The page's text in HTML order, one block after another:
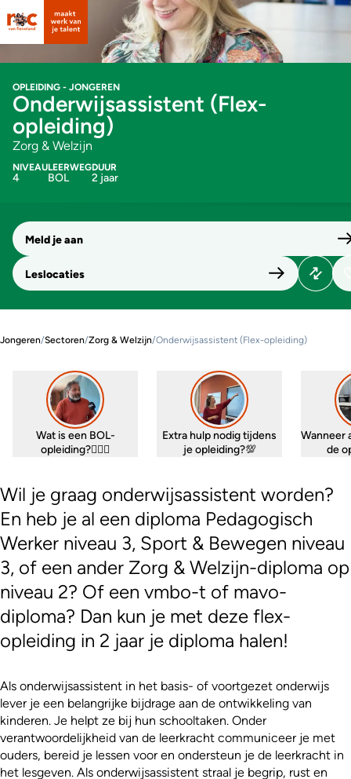
OPLEIDING - JONGEREN
Onderwijsassistent (Flex-
opleiding)
Zorg & Welzijn
NIVEAU
4
LEERWEG
BOL
DUUR
2 jaar
Meld je aan
Leslocaties
Jongeren/Sectoren/Zorg & Welzijn/Onderwijsassistent (Flex-opleiding)
Wat is een BOL-
opleiding?🤷🏼‍♀️
Extra hulp nodig tijdens
je opleiding?💯
Wanneer
de
Wil je graag onderwijsassistent worden?
En heb je al een diploma Pedagogisch
Werker niveau 3, Sport & Bewegen niveau
3, of een ander Zorg & Welzijn-diploma op
niveau 2? Of een vmbo-t of mavo-
diploma? Dan kun je met deze flex-
opleiding in 2 jaar je diploma halen!
Als onderwijsassistent in het basis- of voortgezet onderwijs
lever je een belangrijke bijdrage aan de ontwikkeling van
kinderen. Je helpt ze bij hun schooltaken. Onder
verantwoordelijkheid van de leerkracht communiceer je met
ouders, bereid je lessen voor en ondersteun je de leerkracht in
het lesgeven. Als onderwijsassistent straal je begrip, rust en